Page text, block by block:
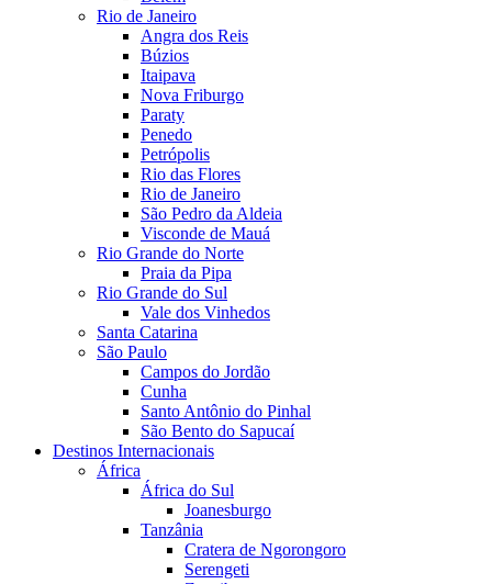
Rio de Janeiro
Angra dos Reis
Búzios
Itaipava
Nova Friburgo
Paraty
Penedo
Petrópolis
Rio das Flores
Rio de Janeiro
São Pedro da Aldeia
Visconde de Mauá
Rio Grande do Norte
Praia da Pipa
Rio Grande do Sul
Vale dos Vinhedos
Santa Catarina
São Paulo
Campos do Jordão
Cunha
Santo Antônio do Pinhal
São Bento do Sapucaí
Destinos Internacionais
África
África do Sul
Joanesburgo
Tanzânia
Cratera de Ngorongoro
Serengeti